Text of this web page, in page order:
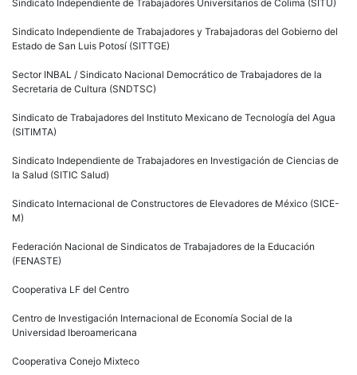
Sindicato Independiente de Trabajadores Universitarios de Colima (SITU)
Sindicato Independiente de Trabajadores y Trabajadoras del Gobierno del
Estado de San Luis Potosí (SITTGE)
Sector INBAL / Sindicato Nacional Democrático de Trabajadores de la
Secretaria de Cultura (SNDTSC)
Sindicato de Trabajadores del Instituto Mexicano de Tecnología del Agua
(SITIMTA)
Sindicato Independiente de Trabajadores en Investigación de Ciencias de
la Salud (SITIC Salud)
Sindicato Internacional de Constructores de Elevadores de México (SICE-
M)
Federación Nacional de Sindicatos de Trabajadores de la Educación
(FENASTE)
Cooperativa LF del Centro
Centro de Investigación Internacional de Economía Social de la
Universidad Iberoamericana
Cooperativa Conejo Mixteco